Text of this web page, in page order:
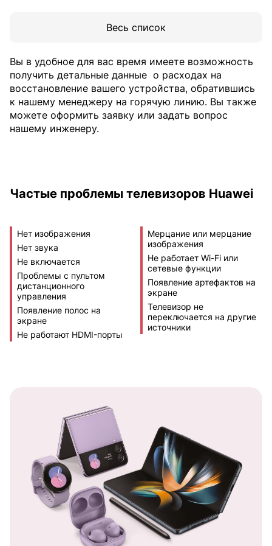
Весь список
Вы в удобное для вас время имеете возможность
получить детальные данные о расходах на
восстановление вашего устройства, обратившись
к нашему менеджеру на горячую линию. Вы также
можете оформить заявку или задать вопрос
нашему инженеру.
Частые проблемы телевизоров Huawei
Нет изображения
Нет звука
Не включается
Проблемы с пультом
дистанционного
управления
Появление полос на
экране
Не работают HDMI-порты
Мерцание или мерцание
изображения
Не работает Wi-Fi или
сетевые функции
Появление артефактов на
экране
Телевизор не
переключается на другие
источники